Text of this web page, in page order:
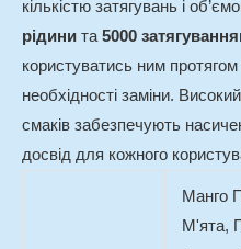
кількістю затягувань і
рідини та5000
користуватись ним
необхідності заміни.
смаків забезпечують
досвід для кожного
Манго
М'ята,